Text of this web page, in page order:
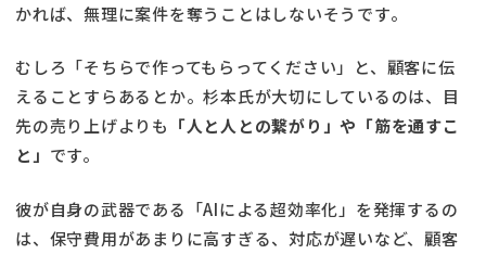
かれば、無理に案件を奪うことはしないそうです。
むしろ「そちらで作ってもらってください」と、顧客に伝
えることすらあるとか。杉本氏が大切にしているのは、目
先の売り上げよりも 「人と人との繋がり」や「筋を通すこ
と」 です。
彼が自身の武器である「AIによる超効率化」を発揮するの
は、保守費用があまりに高すぎる、対応が遅いなど、顧客